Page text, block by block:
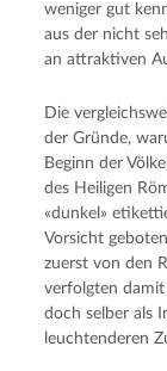
weniger gut
aus der nicht
an attraktiven
Die
der Gründe,
Beginn der
des Heiligen
«dunkel»
Vorsicht
zuerst von den
verfolgten damit
doch selber als
leuchtenderen